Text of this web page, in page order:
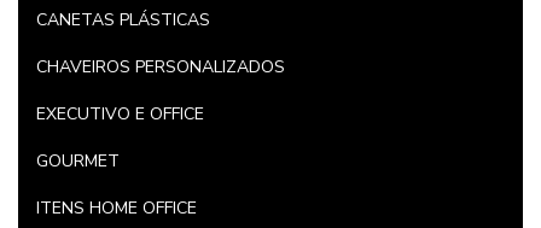
CANETAS PLÁSTICAS
CHAVEIROS PERSONALIZADOS
EXECUTIVO E OFFICE
GOURMET
ITENS HOME OFFICE